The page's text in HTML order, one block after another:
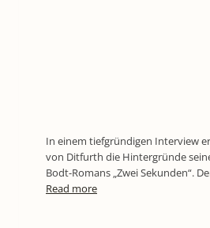
In einem tiefgründigen Interview
von Ditfurth die Hintergründe
Bodt-Romans „Zwei Sekunden“.
Read more